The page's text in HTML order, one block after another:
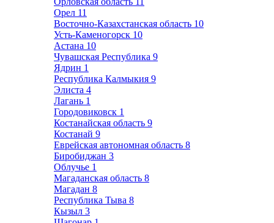
Орел 11
Восточно-Казахстанская область 10
Усть-Каменогорск 10
Астана 10
Чувашская Республика 9
Ядрин 1
Республика Калмыкия 9
Элиста 4
Лагань 1
Городовиковск 1
Костанайская область 9
Костанай 9
Еврейская автономная область 8
Биробиджан 3
Облучье 1
Магаданская область 8
Магадан 8
Республика Тыва 8
Кызыл 3